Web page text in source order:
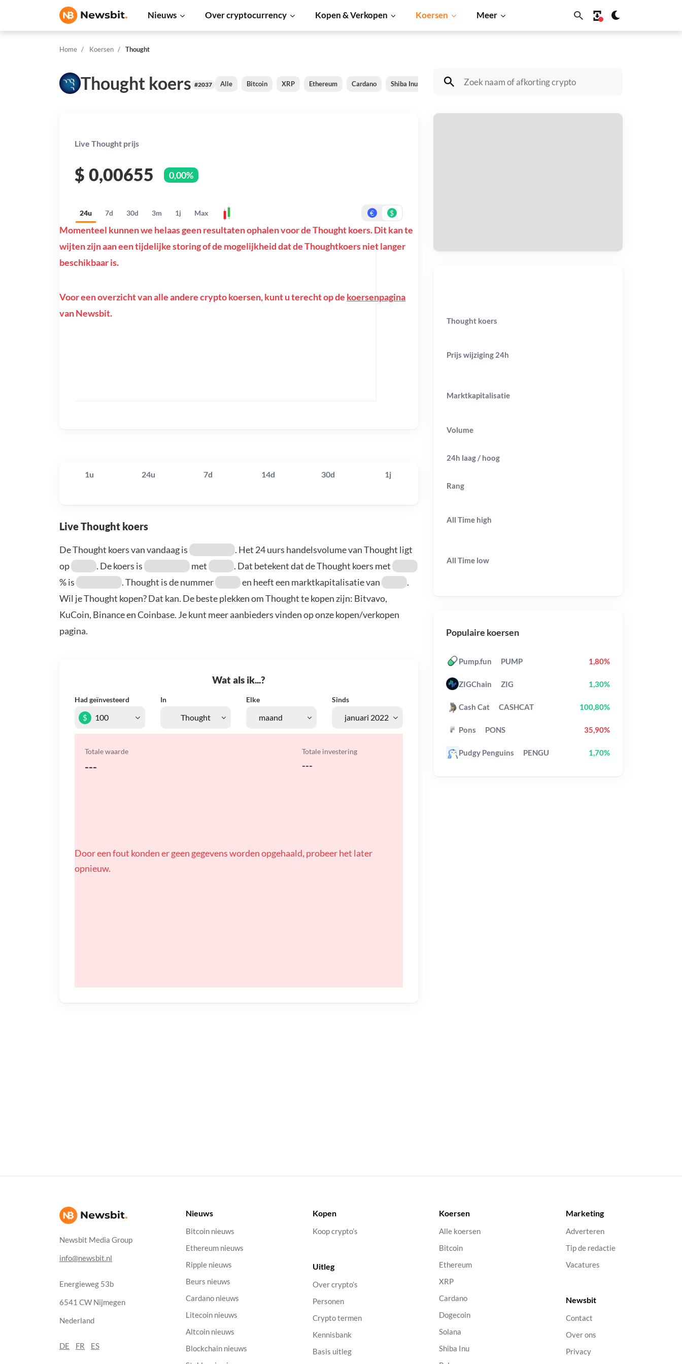
Nieuws Over cryptocurrency Kopen & Verkopen Koersen Meer
Home Koersen Thought
Thought koers #2037 Alle Bitcoin XRP Ethereum Cardano Shiba Inu Dogecoin Solana BNB
Live Thought prijs
$ 0,00655 0,00%
24u 7d 30d 3m 1j Max € $
Momenteel kunnen we helaas geen resultaten ophalen voor de Thought koers. Dit kan te
wijten zijn aan een tijdelijke storing of de mogelijkheid dat de Thoughtkoers niet langer
beschikbaar is.
Voor een overzicht van alle andere crypto koersen, kunt u terecht op de koersenpagina
van Newsbit.
1u 24u 7d 14d 30d 1j
Live Thought koers
De Thought koers van vandaag is
. Het 24 uurs handelsvolume van Thought ligt
op
. De koers is met
. Dat betekent dat de Thought koers met
% is
. Thought is de nummer en heeft een marktkapitalisatie van
.
Wil je Thought kopen? Dat kan. De beste plekken om Thought te kopen zijn: Bitvavo,
KuCoin, Binance en Coinbase. Je kunt meer aanbieders vinden op onze kopen/verkopen
pagina.
Wat als ik...?
Had geïnvesteerd In Elke Sinds
$
Totale waarde
---
Totale investering
---
Door een fout konden er geen gegevens worden opgehaald, probeer het later
opnieuw.
Thought koers
Prijs wijziging 24h
Marktkapitalisatie
Volume
24h laag / hoog
Rang
All Time high
All Time low
Populaire koersen
Pump.fun PUMP 1,80%
ZIGChain ZIG 1,30%
Cash Cat CASHCAT 100,80%
Pons PONS 35,90%
Pudgy Penguins PENGU 1,70%
Newsbit Media Group
info@newsbit.nl
Energieweg 53b
6541 CW Nijmegen
Nederland
DE FR ES
Nieuws
Bitcoin nieuws
Ethereum nieuws
Ripple nieuws
Beurs nieuws
Cardano nieuws
Litecoin nieuws
Altcoin nieuws
Blockchain nieuws
Kopen
Koop crypto’s
Uitleg
Over crypto’s
Personen
Crypto termen
Kennisbank
Basis uitleg
Koersen
Alle koersen
Bitcoin
Ethereum
XRP
Cardano
Dogecoin
Solana
Shiba Inu
Marketing
Adverteren
Tip de redactie
Vacatures
Newsbit
Contact
Over ons
Privacy